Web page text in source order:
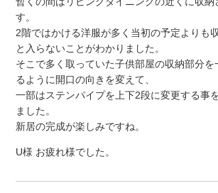
す。
2階ではかける洋服が多く当初の予定よりも
と入らないことがわかりました。
そこで多く取っていた子供部屋の収納部分を
るように開口の向きを変えて、
一部はステンパイプを上下2段に変更する事
ました。
新居の完成が楽しみですね。
U様 お疲れ様でした。